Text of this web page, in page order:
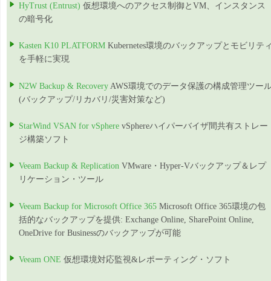
HyTrust (Entrust) 仮想環境へのアクセス制御とVM、インスタンス
の暗号化
Kasten K10 PLATFORM Kubernetes環境のバックアップとモビリテ
を手軽に実現
N2W Backup & Recovery AWS環境でのデータ保護の構成管理ツー
(バックアップ/リカバリ/災害対策など)
StarWind VSAN for vSphere vSphereハイパーバイザ間共有ストレー
ジ構築ソフト
Veeam Backup & Replication VMware・Hyper-Vバックアップ＆レプ
リケーション・ツール
Veeam Backup for Microsoft Office 365 Microsoft Office 365環境の包
括的なバックアップを提供: Exchange Online, SharePoint Online,
OneDrive for Businessのバックアップが可能
Veeam ONE 仮想環境対応監視&レポーティング・ソフト